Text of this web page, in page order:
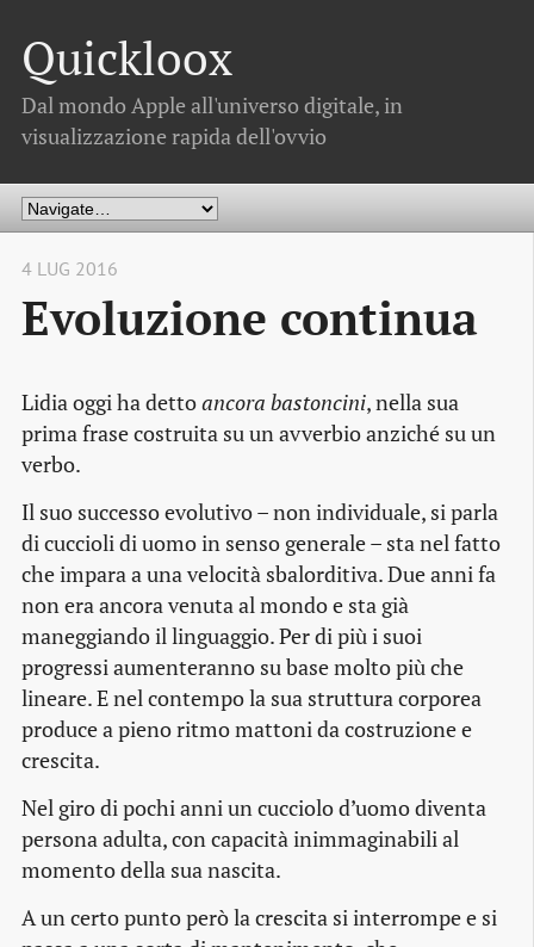
Quickloox
Dal mondo Apple all'universo digitale, in
visualizzazione rapida dell'ovvio
4 LUG 2016
Evoluzione continua
Lidia oggi ha dettoancora bastoncini, nella sua
prima frase costruita su un avverbio anziché su un
verbo.
Il suo successo evolutivo – non individuale, si parla
di cuccioli di uomo in senso generale – sta nel fatto
che impara a una velocità sbalorditiva. Due anni fa
non era ancora venuta al mondo e sta già
maneggiando il linguaggio. Per di più i suoi
progressi aumenteranno su base molto più che
lineare. E nel contempo la sua struttura corporea
produce a pieno ritmo mattoni da costruzione e
crescita.
Nel giro di pochi anni un cucciolo d’uomo diventa
persona adulta, con capacità inimmaginabili al
momento della sua nascita.
A un certo punto però la crescita si interrompe e si